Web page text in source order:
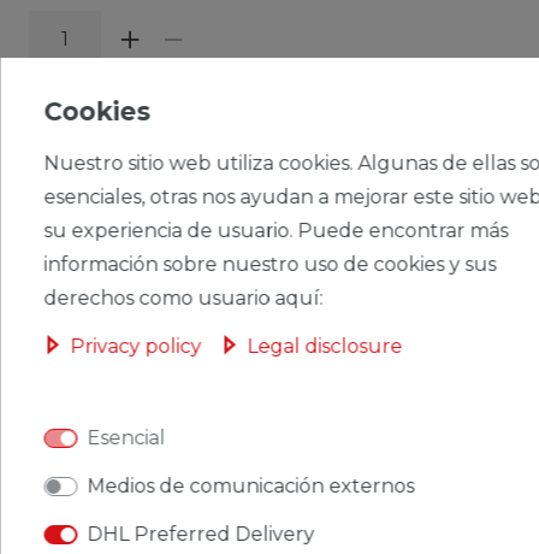
CERES::TEMPLATE.SINGLEITEMADDT
CERES::TEMPLATE.SINGLEITEMWISHLIST
Ceres::Template.singleItemFootnote1 Ceres::Template.singleItemInclVAT
Cookies
Nuestro sitio web utiliza cookies. Algunas de ellas
esenciales, otras nos ayudan a mejorar este sitio
su experiencia de usuario. Puede encontrar más
información sobre nuestro uso de cookies y sus
derechos como usuario aquí:
Privacy policy Legal disclosure
Esencial
Medios de comunicación externos
DHL Preferred Delivery